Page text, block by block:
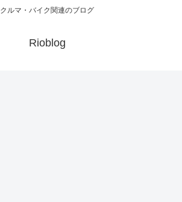
クルマ・バイク関連のブログ
Rioblog